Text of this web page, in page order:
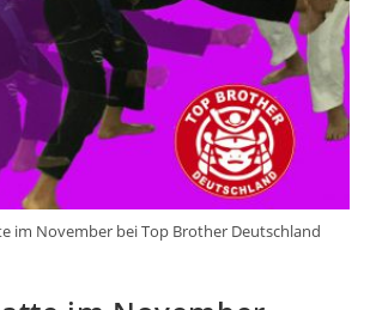
im November bei Top Brother Deutschland